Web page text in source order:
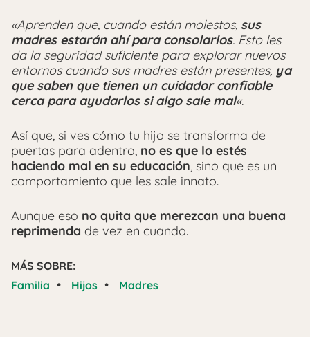
«Aprenden que, cuando están molestos, sus
madres estarán ahí para consolarlos. Esto les
da la seguridad suficiente para explorar nuevos
entornos cuando sus madres están presentes, ya
que saben que tienen un cuidador confiable
cerca para ayudarlos si algo sale mal«.
Así que, si ves cómo tu hijo se transforma de
puertas para adentro, no es que lo estés
haciendo mal en su educación , sino que es un
comportamiento que les sale innato.
Aunque eso no quita que merezcan una buena
reprimenda de vez en cuando.
MÁS SOBRE:
Familia • Hijos • Madres